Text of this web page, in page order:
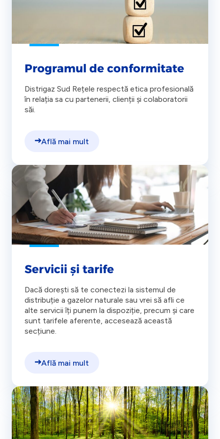
Programul de conformitate
Distrigaz Sud Rețele respectă etica profesională
în relația sa cu partenerii, clienții și colaboratorii
săi.
Află mai mult
Servicii și tarife
Dacă dorești să te conectezi la sistemul de
distribuție a gazelor naturale sau vrei să afli ce
alte servicii îți punem la dispoziție, precum și care
sunt tarifele aferente, accesează această
secțiune.
Află mai mult